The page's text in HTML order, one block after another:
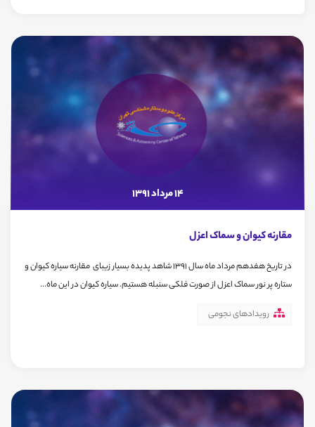
14 مرداد 1391
مقارنه کیوان و سماک اعزل
در تاریخ هفدهم مرداد ماه سال 1391 شاهد پدیده بسیار زیبای مقارنه سیاره کیوان و
ستاره پر نور سماک اعزل از صورت فلکی سنبله هستیم. سیاره کیوان در این ماه...
رویدادهای نجومی